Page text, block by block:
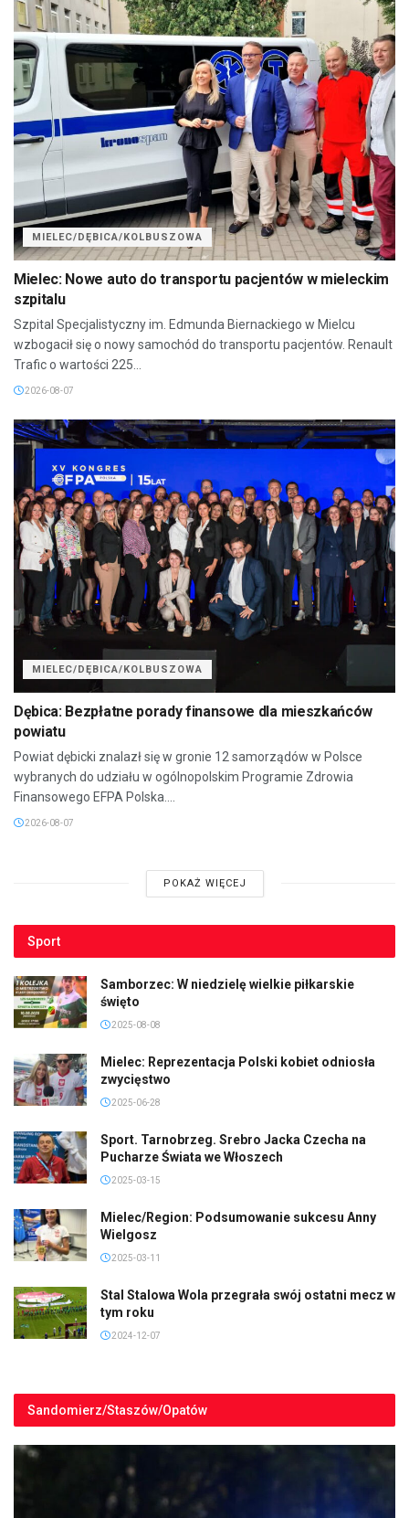
MIELEC/DĘBICA/KOLBUSZOWA
Mielec: Nowe auto do transportu pacjentów w mieleckim
szpitalu
Szpital Specjalistyczny im. Edmunda Biernackiego w Mielcu
wzbogacił się o nowy samochód do transportu pacjentów. Renault
Trafic o wartości 225...
2026-08-07
MIELEC/DĘBICA/KOLBUSZOWA
Dębica: Bezpłatne porady finansowe dla mieszkańców
powiatu
Powiat dębicki znalazł się w gronie 12 samorządów w Polsce
wybranych do udziału w ogólnopolskim Programie Zdrowia
Finansowego EFPA Polska....
2026-08-07
POKAŻ WIĘCEJ
Sport
Samborzec: W niedzielę wielkie piłkarskie
święto
2025-08-08
Mielec: Reprezentacja Polski kobiet odniosła
zwycięstwo
2025-06-28
Sport. Tarnobrzeg. Srebro Jacka Czecha na
Pucharze Świata we Włoszech
2025-03-15
Mielec/Region: Podsumowanie sukcesu Anny
Wielgosz
2025-03-11
Stal Stalowa Wola przegrała swój ostatni mecz w
tym roku
2024-12-07
Sandomierz/Staszów/Opatów